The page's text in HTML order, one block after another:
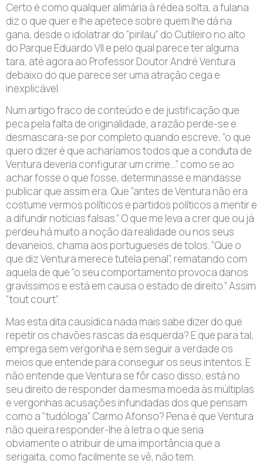
Certo é como qualquer alimária à rédea solta, a fulana
diz o que quer e lhe apetece sobre quem lhe dá na
gana, desde o idolatrar do “pirilau” do Cutileiro no alto
do Parque Eduardo VII e pelo qual parece ter alguma
tara, até agora ao Professor Doutor André Ventura
debaixo do que parece ser uma atração cega e
inexplicável.
Num artigo fraco de conteúdo e de justificação que
peca pela falta de originalidade, a razão perde-se e
desmascara-se por completo quando escreve, “o que
quero dizer é que acharíamos todos que a conduta de
Ventura deveria configurar um crime…” como se ao
achar fosse o que fosse, determinasse e mandasse
publicar que assim era. Que “antes de Ventura não era
costume vermos políticos e partidos políticos a mentir e
a difundir notícias falsas.” O que me leva a crer que ou já
perdeu há muito a noção da realidade ou nos seus
devaneios, chama aos portugueses de tolos. “Que o
que diz Ventura merece tutela penal”, rematando com
aquela de que “o seu comportamento provoca danos
gravíssimos e está em causa o estado de direito.” Assim
“tout court”.
Mas esta dita causídica nada mais sabe dizer do que
repetir os chavões rascas da esquerda? E que para tal,
emprega sem vergonha e sem seguir a verdade os
meios que entende para conseguir os seus intentos. E
não entende que Ventura se fôr caso disso, está no
seu direito de responder da mesma moeda às múltiplas
e vergonhas acusações infundadas dos que pensam
como a “tudóloga” Carmo Afonso? Pena é que Ventura
não queira responder-lhe à letra o que seria
obviamente o atribuir de uma importância que a
serigaita, como facilmente se vê, não tem.